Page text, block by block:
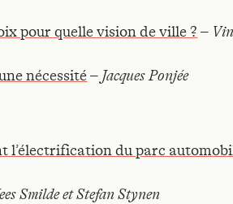
pour quelle vision de ville ? –
nécessité– Jacques Ponjée
l’électrification du parc
Smilde et Stefan Stynen